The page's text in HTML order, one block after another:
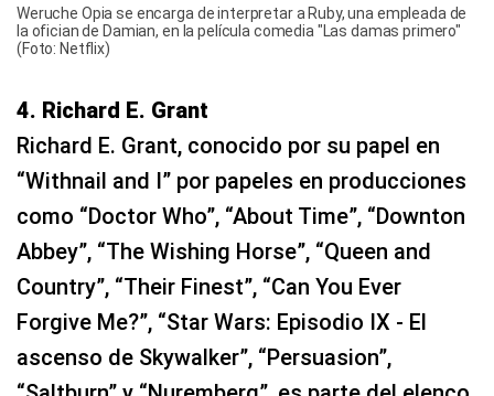
Weruche Opia se encarga de interpretar a Ruby, una empleada de
la ofician de Damian, en la película comedia "Las damas primero"
(Foto: Netflix)
4. Richard E. Grant
Richard E. Grant, conocido por su papel en
“Withnail and I” por papeles en producciones
como “Doctor Who”, “About Time”, “Downton
Abbey”, “The Wishing Horse”, “Queen and
Country”, “Their Finest”, “Can You Ever
Forgive Me?”, “Star Wars: Episodio IX - El
ascenso de Skywalker”, “Persuasion”,